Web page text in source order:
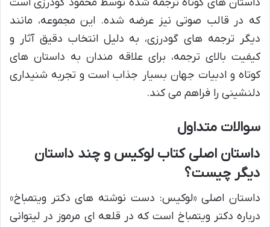
که در قالب صوتی نیز عرضه شده. این مجموعه، مانند
دیگر ترجمه های گودرزی، به دلیل انتخاب دقیق آثار و
کیفیت بالای ترجمه، برای علاقه مندان به داستان های
کوتاه و ادبیات جهان بسیار جذاب است و تجربه شنیداری
دلنشینی را فراهم می کند.
سوالات متداول
داستان اصلی کتاب لوکیس و چند داستان
دیگر چیست؟
داستان اصلی «لوکیس: دست نوشته های دکتر ویتمباخ»
درباره دکتر ویتمباخ است که در قلعه ای مرموز در لیتوانی